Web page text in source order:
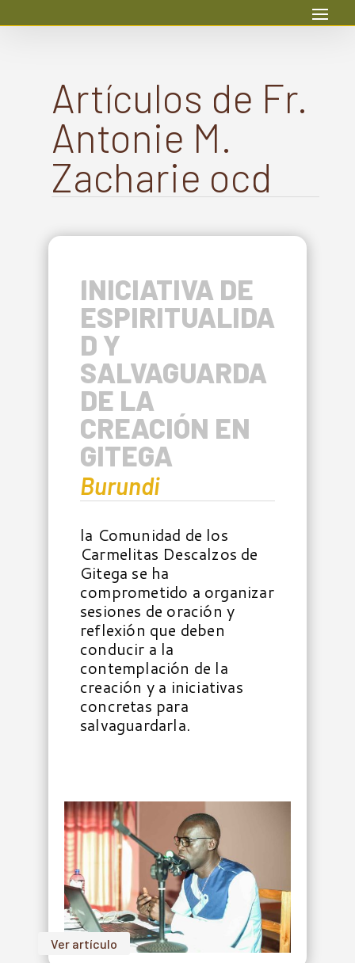
Artículos de Fr.
Antonie M.
Zacharie ocd
INICIATIVA DE
ESPIRITUALIDA
D Y
SALVAGUARDA
DE LA
CREACIÓN EN
GITEGA
Burundi
la Comunidad de los
Carmelitas Descalzos de
Gitega se ha
comprometido a organizar
sesiones de oración y
reflexión que deben
conducir a la
contemplación de la
creación y a iniciativas
concretas para
salvaguardarla.
Ver artículo